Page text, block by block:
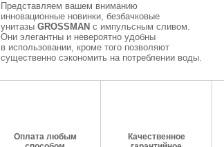
Представляем вашем вниманию
инновационные новинки, безбачковые
унитазы GROSSMAN с импульсным сливом.
Они элегантны и невероятно удобны
в использовании, кроме того позволяют
существенно сэкономить на потреблении воды.
Оплата любым
Качественное